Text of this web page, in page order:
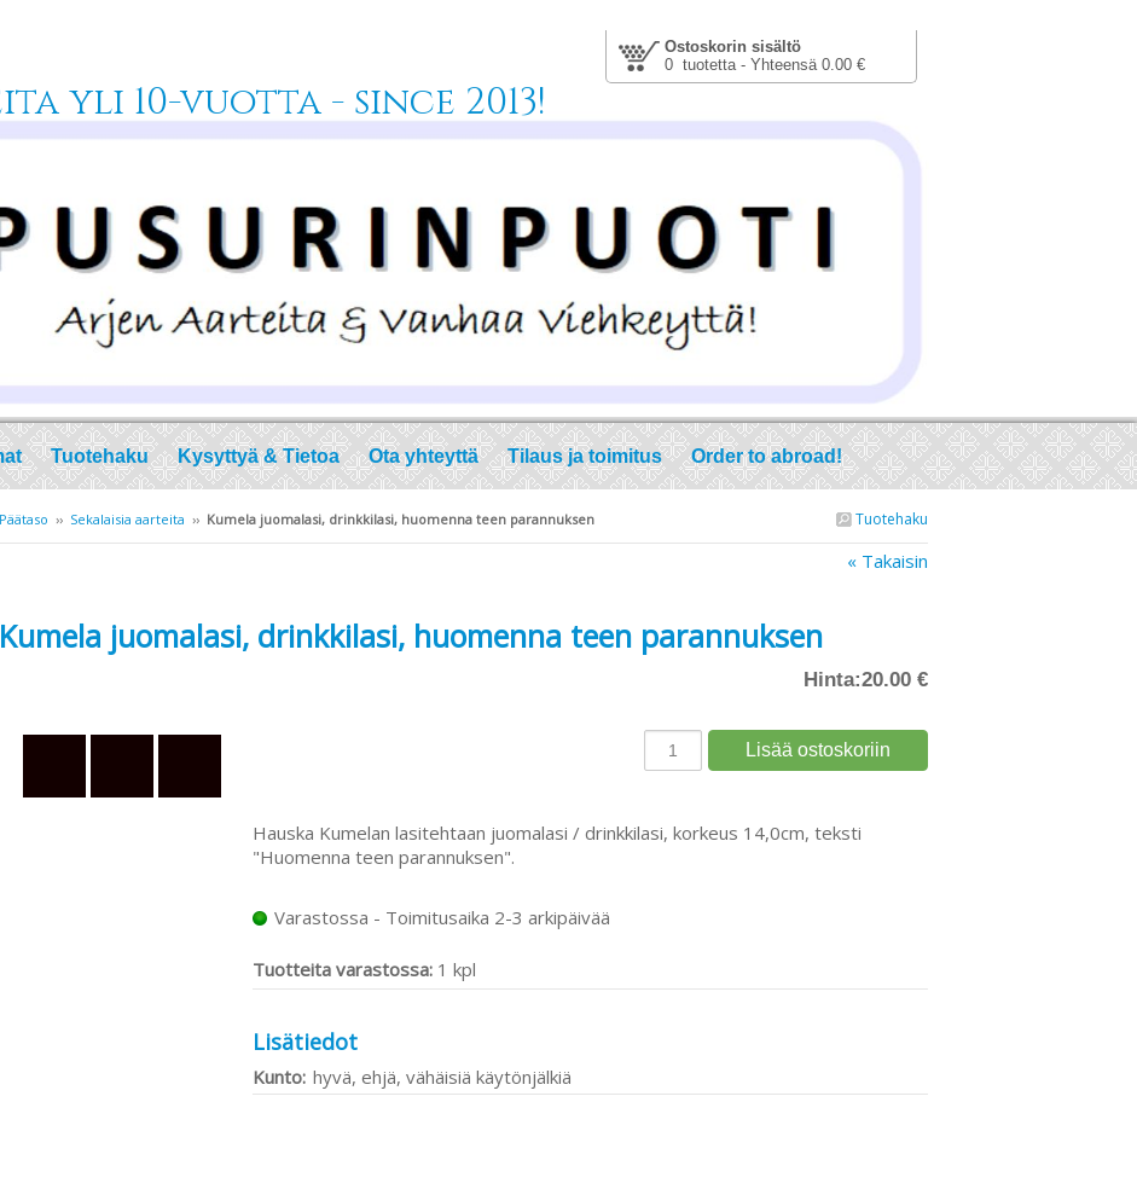
Ostoskorin sisältö
0 tuotetta - Yhteensä 0.00 €
yli 10-vuotta - since 2013!
Tuotehaku Kysyttyä & Tietoa Ota yhteyttä Tilaus ja toimitus Order to abroad!
Tuotehaku
Päätaso ›› Sekalaisia aarteita ›› Kumela juomalasi, drinkkilasi, huomenna teen parannuksen
« Takaisin
Kumela juomalasi, drinkkilasi, huomenna teen parannuksen
Hinta:20.00 €
Hauska Kumelan lasitehtaan juomalasi / drinkkilasi, korkeus 14,0cm, teksti
"Huomenna teen parannuksen".
Varastossa - Toimitusaika 2-3 arkipäivää
Tuotteita varastossa: 1 kpl
Lisätiedot
Kunto: hyvä, ehjä, vähäisiä käytönjälkiä